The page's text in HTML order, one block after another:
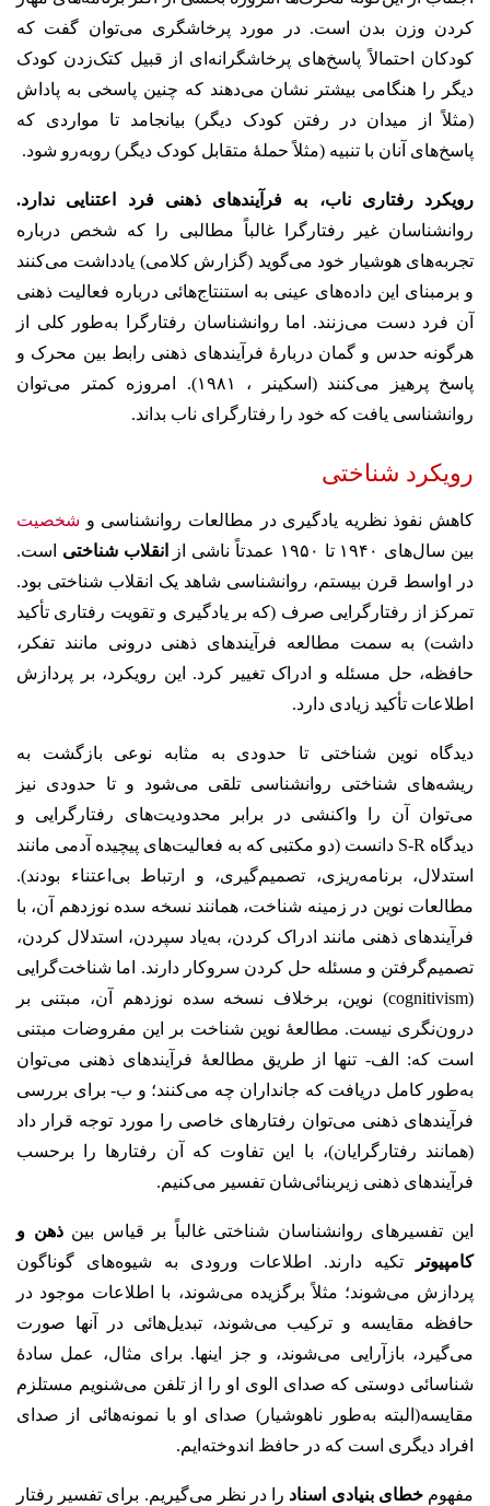
کردن وزن بدن است. در مورد پرخاشگری می‌توان گفت که
کودکان احتمالاً پاسخ‌های پرخاشگرانه‌ای از قبیل کتک‌زدن کودک
دیگر را هنگامی بیشتر نشان می‌دهند که چنین پاسخی به پاداش
(مثلاً از میدان در رفتن کودک دیگر) بیانجامد تا مواردی که
پاسخ‌های آنان با تنبیه (مثلاً حملهٔ متقابل کودک دیگر) روبه‌رو شود.
رویکرد رفتاری ناب، به فرآیندهای ذهنی فرد اعتنایی ندارد.
روانشناسان غیر رفتارگرا غالباً مطالبی را که شخص درباره
تجربه‌های هوشیار خود می‌گوید (گزارش کلامی) یادداشت می‌کنند
و برمبنای این داده‌های عینی به استنتاج‌هائی درباره فعالیت ذهنی
آن فرد دست می‌زنند. اما روانشناسان رفتارگرا به‌طور کلی از
هرگونه حدس و گمان دربارهٔ فرآیندهای ذهنی رابط بین محرک و
پاسخ پرهیز می‌کنند (اسکینر ، ۱۹۸۱). امروزه کمتر می‌توان
روانشناسی یافت که خود را رفتارگرای ناب بداند.
رویکرد شناختی
کاهش نفوذ نظریه یادگیری در مطالعات روانشناسی و شخصیت
بین سال‌های ۱۹۴۰ تا ۱۹۵۰ عمدتاً ناشی از
انقلاب شناختی است.
در اواسط قرن بیستم، روانشناسی شاهد یک انقلاب شناختی بود.
تمرکز از رفتارگرایی صرف (که بر یادگیری و تقویت رفتاری تأکید
داشت) به سمت مطالعه فرآیندهای ذهنی درونی مانند تفکر،
حافظه، حل مسئله و ادراک تغییر کرد. این رویکرد، بر پردازش
اطلاعات تأکید زیادی دارد.
دیدگاه نوین شناختی تا حدودی به مثابه نوعی بازگشت به
ریشه‌های شناختی روانشناسی تلقی می‌شود و تا حدودی نیز
می‌توان آن را واکنشی در برابر محدودیت‌های رفتارگرایی و
دیدگاه S-R دانست (دو مکتبی که به فعالیت‌های پیچیده آدمی مانند
استدلال، برنامه‌ریزی، تصمیم‌گیری، و ارتباط بی‌اعتناء بودند).
مطالعات نوین در زمینه شناخت، همانند نسخه سده نوزدهم آن، با
فرآیندهای ذهنی مانند ادراک کردن، به‌یاد سپردن، استدلال کردن،
تصمیم‌گرفتن و مسئله حل کردن سروکار دارند. اما شناخت‌گرایی
(cognitivism) نوین، برخلاف نسخه سده نوزدهم آن، مبتنی بر
درون‌نگری نیست. مطالعهٔ نوین شناخت بر این مفروضات مبتنی
است که: الف- تنها از طریق مطالعهٔ فرآیندهای ذهنی می‌توان
به‌طور کامل دریافت که جانداران چه می‌کنند؛ و ب- برای بررسی
فرآیندهای ذهنی می‌توان رفتارهای خاصی را مورد توجه قرار داد
(همانند رفتارگرایان)، با این تفاوت که آن رفتارها را برحسب
فرآیندهای ذهنی زیربنائی‌شان تفسیر می‌کنیم.
این تفسیرهای روانشناسان شناختی غالباً بر قیاس بینذهن و
کامپیوتر
تکیه دارند. اطلاعات ورودی به شیوه‌های گوناگون
پردازش می‌شوند؛ مثلاً برگزیده می‌شوند، با اطلاعات موجود در
حافظه مقایسه و ترکیب می‌شوند، تبدیل‌هائی در آنها صورت
می‌گیرد، بازآرایی می‌شوند، و جز اینها. برای مثال، عمل سادهٔ
شناسائی دوستی که صدای الوی او را از تلفن می‌شنویم مستلزم
مقایسه‌(البته به‌طور ناهوشیار) صدای او با نمونه‌هائی از صدای
افراد دیگری است که در حافظ اندوخته‌ایم.
مفهوم خطای بنیادی اسناد را در نظر می‌گیریم. برای تفسیر رفتار